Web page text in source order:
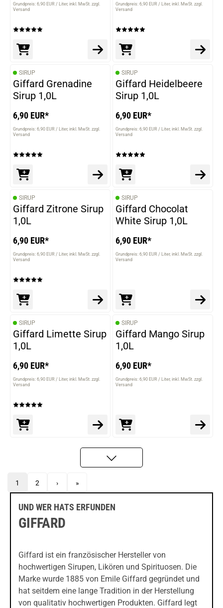
Grundpreis: 6,90 EUR / Liter inkl. MwSt. zzgl.
Versand
Grundpreis: 6,90 EUR / Liter inkl. MwSt. zzgl.
Versand
SIRUP
Giffard Grenadine
Sirup 1,0L
6,90 EUR*
Grundpreis: 6,90 EUR / Liter inkl. MwSt. zzgl.
Versand
SIRUP
Giffard Heidelbeere
Sirup 1,0L
6,90 EUR*
Grundpreis: 6,90 EUR / Liter inkl. MwSt. zzgl.
Versand
SIRUP
Giffard Zitrone Sirup
1,0L
6,90 EUR*
Grundpreis: 6,90 EUR / Liter inkl. MwSt. zzgl.
Versand
SIRUP
Giffard Chocolat
White Sirup 1,0L
6,90 EUR*
Grundpreis: 6,90 EUR / Liter inkl. MwSt. zzgl.
Versand
SIRUP
Giffard Limette Sirup
1,0L
6,90 EUR*
Grundpreis: 6,90 EUR / Liter inkl. MwSt. zzgl.
Versand
SIRUP
Giffard Mango Sirup
1,0L
6,90 EUR*
Grundpreis: 6,90 EUR / Liter inkl. MwSt. zzgl.
Versand
1 2 › »
UND WER HATS ERFUNDEN
GIFFARD
Giffard ist ein französischer Hersteller von
hochwertigen Sirupen, Likören und Spirituosen. Die
Marke wurde 1885 von Emile Giffard gegründet und
hat seitdem eine lange Tradition in der Herstellung
von qualitativ hochwertigen Produkten. Giffard legt